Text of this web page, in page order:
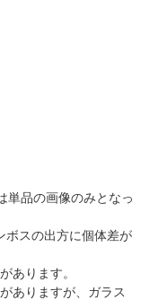
単品の画像のみとなっ
ボスの出方に個体差が
あります。
ありますが、ガラス